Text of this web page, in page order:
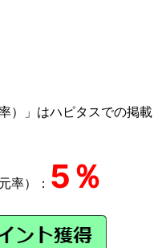
）」はハピタスでの掲載
率）： 5％